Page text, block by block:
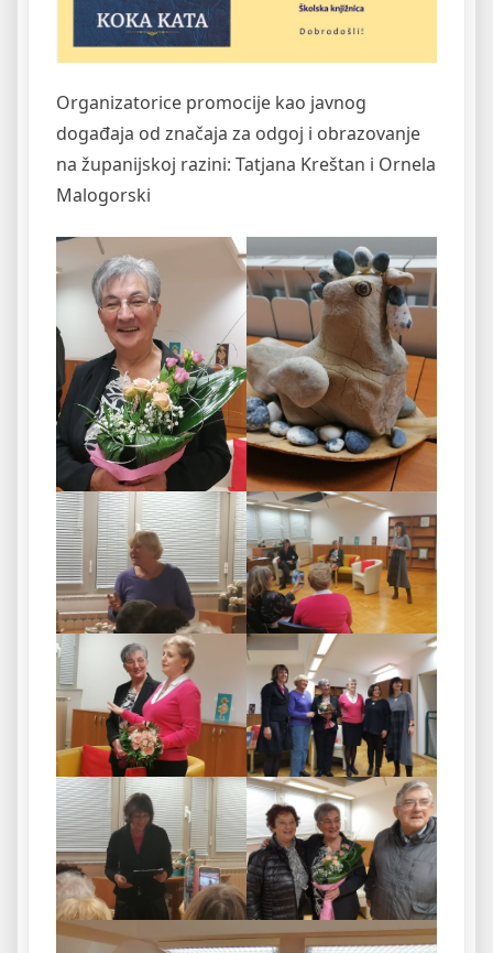
Organizatorice promocije kao javnog
događaja od značaja za odgoj i obrazovanje
na županijskoj razini: Tatjana Kreštan i Ornela
Malogorski